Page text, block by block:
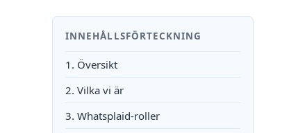
INNEHÅLLSFÖRTECKNING
1. Översikt
2. Vilka vi är
3. Whatsplaid-roller